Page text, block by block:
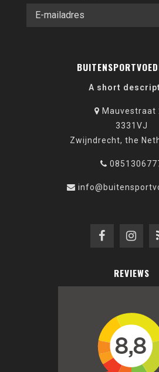
A short
Mauvestraat
3331VJ
Zwijndrecht, the
REVIEWS